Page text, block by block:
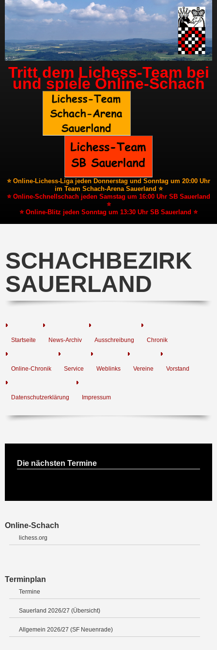
Tritt dem Lichess-Team bei
und spiele Online-Schach
⭐ Online-Lichess-Liga jeden Donnerstag und Sonntag um 20:00 Uhr
im Team Schach-Arena Sauerland ⭐
⭐ Online-Schnellschach jeden Samstag um 16:00 Uhr SB Sauerland
⭐
⭐ Online-Blitz jeden Sonntag um 13:30 Uhr SB Sauerland ⭐
SCHACHBEZIRK
SAUERLAND
Startseite News-Archiv Ausschreibung Chronik
Online-Chronik Service Weblinks Vereine Vorstand
Datenschutzerklärung Impressum
Die nächsten Termine
Online-Schach
lichess.org
Terminplan
Termine
Sauerland 2026/27 (Übersicht)
Allgemein 2026/27 (SF Neuenrade)